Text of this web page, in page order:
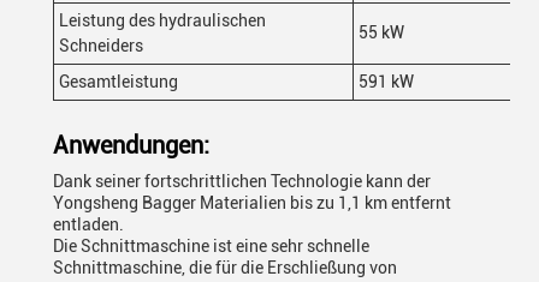
Leistung des hydraulischen
Schneiders
55 kW
Gesamtleistung 591 kW
Anwendungen:
Dank seiner fortschrittlichen Technologie kann der
Yongsheng Bagger Materialien bis zu 1,1 km entfernt
entladen.
Die Schnittmaschine ist eine sehr schnelle
Schnittmaschine, die für die Erschließung von